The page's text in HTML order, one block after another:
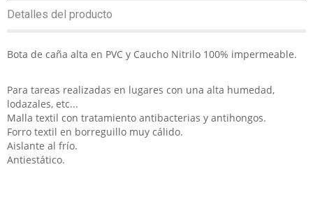
Detalles del producto
Bota de caña alta en PVC y Caucho Nitrilo 100% impermeable.
Para tareas realizadas en lugares con una alta humedad,
lodazales, etc...
Malla textil con tratamiento antibacterias y antihongos.
Forro textil en borreguillo muy cálido.
Aislante al frío.
Antiestático.